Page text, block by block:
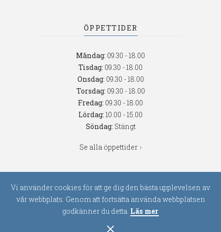
ÖPPETTIDER
Måndag: 09.30 - 18.00
Tisdag: 09.30 - 18.00
Onsdag: 09.30 - 18.00
Torsdag: 09.30 - 18.00
Fredag: 09.30 - 18.00
Lördag: 10.00 - 15.00
Söndag: Stängt
Se alla öppettider
Vi använder cookies för att ge dig den bästa upplevelsen av
vår webbplats. Genom att fortsätta använda webbplatsen
godkänner du detta. Läs mer